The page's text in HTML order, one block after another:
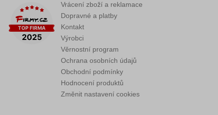
Vrácení zboží a reklamace
Dopravné a platby
Kontakt
Výrobci
Věrnostní program
Ochrana osobních údajů
Obchodní podmínky
Hodnocení produktů
Změnit nastavení cookies